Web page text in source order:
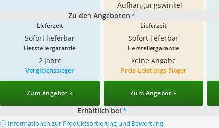
Aufhängungswinkel
Zu den Angeboten *
Lieferzeit
Sofort lieferbar
Lieferzeit
Sofort lieferbar
Herstellergarantie
2 Jahre
Herstellergarantie
keine Angabe
Vergleichssieger
Zum Angebot »
Preis-Leistungs-Sieger
Zum Angebot »
Erhältlich bei *
ⓘ Informationen zur Produktsortierung und Bewertung